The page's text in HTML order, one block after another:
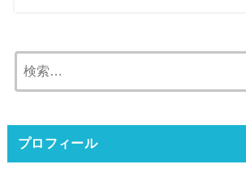
索:
プロフィール